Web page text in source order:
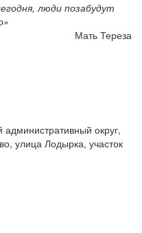
люди позабудут
Мать Тереза
округ,
улица Лодырка, участок